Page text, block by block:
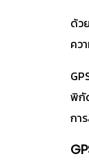
ด้ว
คว
พิกั
กา